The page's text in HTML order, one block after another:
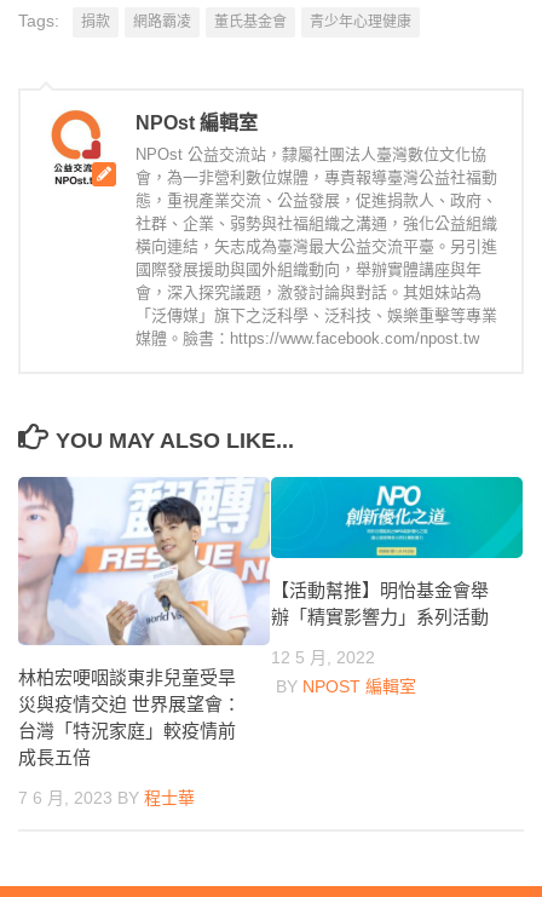
Tags: 捐款 網路霸凌 董氏基金會 青少年心理健康
NPOst 編輯室
NPOst 公益交流站，隸屬社團法人臺灣數位文化協
會，為一非營利數位媒體，專責報導臺灣公益社福動
態，重視產業交流、公益發展，促進捐款人、政府、
社群、企業、弱勢與社福組織之溝通，強化公益組織
橫向連結，矢志成為臺灣最大公益交流平臺。另引進
國際發展援助與國外組織動向，舉辦實體講座與年
會，深入探究議題，激發討論與對話。其姐妹站為
「泛傳媒」旗下之泛科學、泛科技、娛樂重擊等專業
媒體。臉書：https://www.facebook.com/npost.tw
YOU MAY ALSO LIKE...
林柏宏哽咽談東非兒童受旱
災與疫情交迫 世界展望會：
台灣「特況家庭」較疫情前
成長五倍
7 6 月, 2023 BY 程士華
【活動幫推】明怡基金會舉
辦「精實影響力」系列活動
12 5 月, 2022
BY NPOST 編輯室